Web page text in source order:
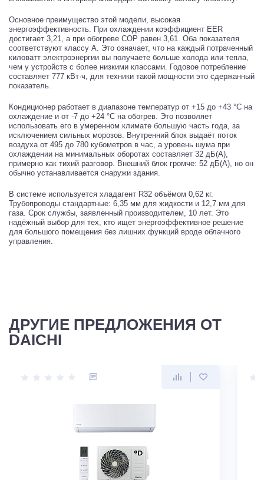
Основное преимущество этой модели, высокая
энергоэффективность. При охлаждении коэффициент EER
достигает 3,21, а при обогреве COP равен 3,61. Оба показателя
соответствуют классу A. Это означает, что на каждый потраченный
киловатт электроэнергии вы получаете больше холода или тепла,
чем у устройств с более низкими классами. Годовое потребление
составляет 777 кВт·ч, для техники такой мощности это сдержанный
показатель.
Кондиционер работает в диапазоне температур от +15 до +43 °C на
охлаждение и от -7 до +24 °C на обогрев. Это позволяет
использовать его в умеренном климате большую часть года, за
исключением сильных морозов. Внутренний блок выдаёт поток
воздуха от 495 до 780 кубометров в час, а уровень шума при
охлаждении на минимальных оборотах составляет 32 дБ(А),
примерно как тихий разговор. Внешний блок громче: 52 дБ(А), но он
обычно устанавливается снаружи здания.
В системе используется хладагент R32 объёмом 0,62 кг.
Трубопроводы стандартные: 6,35 мм для жидкости и 12,7 мм для
газа. Срок службы, заявленный производителем, 10 лет. Это
надёжный выбор для тех, кто ищет энергоэффективное решение
для большого помещения без лишних функций вроде облачного
управления.
ДРУГИЕ ПРЕДЛОЖЕНИЯ ОТ
DAICHI